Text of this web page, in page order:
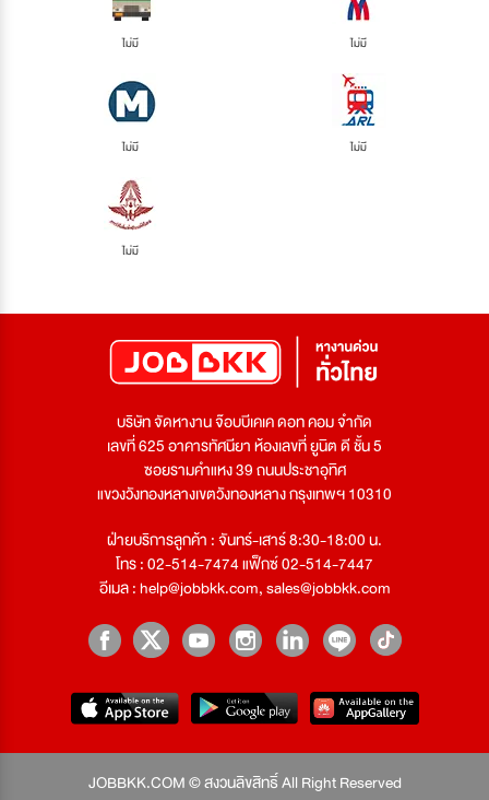
ไม่มี ไม่มี
ไม่มี ไม่มี
ไม่มี
บริษัท จัดหางาน จ๊อบบีเคเค ดอท คอม จำกัด
เลขที่ 625 อาคารทัศนียา ห้องเลขที่ ยูนิต ดี ชั้น 5
ซอยรามคำแหง 39 ถนนประชาอุทิศ
แขวงวังทองหลางเขตวังทองหลาง กรุงเทพฯ 10310
ฝ่ายบริการลูกค้า : จันทร์-เสาร์ 8:30-18:00 น.
โทร : 02-514-7474 แฟ็กซ์ 02-514-7447
อีเมล :help@jobbkk.com,sales@jobbkk.com
JOBBKK.COM © สงวนลิขสิทธิ์ All Right Reserved